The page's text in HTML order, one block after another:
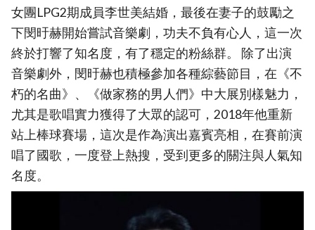
女團LPG2期成員李世美結婚，最後在妻子的鼓勵之
下閔旴赫開始嘗試音樂劇，功夫不負有心人，這一次
終於打響了知名度，有了穩定的粉絲群。 除了出演
音樂劇外，閔旴赫也積極參加各種綜藝節目，在《不
朽的名曲》、《做家務的男人們》中大展別樣魅力，
尤其是歌唱實力獲得了大眾的認可，2018年他重新
站上棒球賽場，這次是作為演出嘉賓亮相，在賽前演
唱了國歌，一度登上熱搜，受到更多的關注與人氣知
名度。